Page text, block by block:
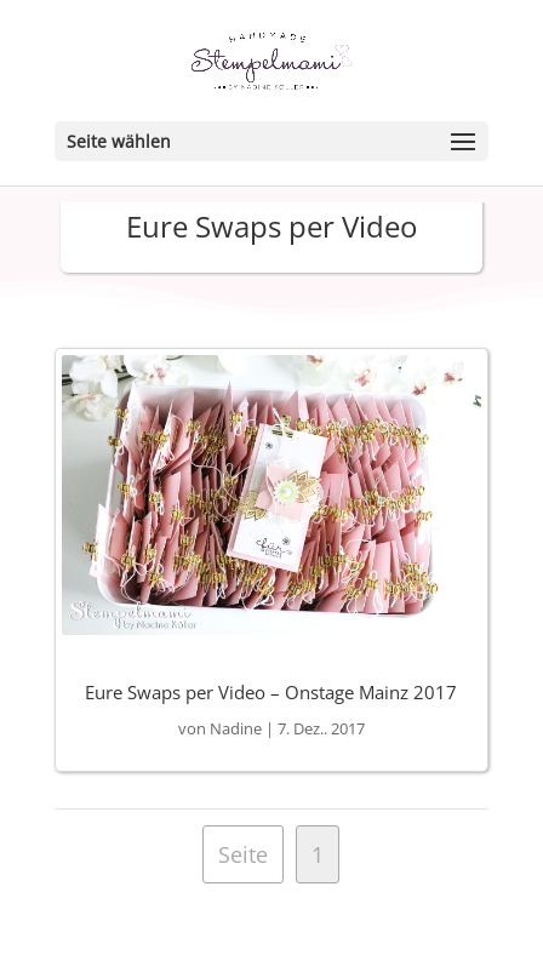
Seite wählen
Eure Swaps per Video
Eure Swaps per Video – Onstage Mainz 2017
von Nadine| 7. Dez.. 2017
Seite 1